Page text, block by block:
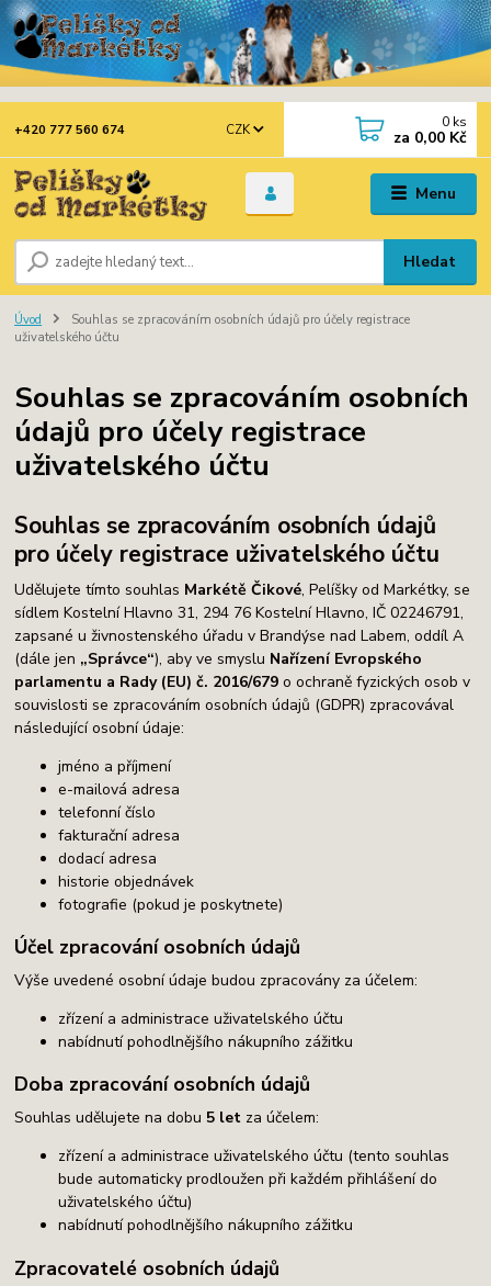
Menu
CZK
Hledat
+420 777 560 674 0 ks
za 0,00 Kč
Úvod
Souhlas se zpracováním osobních údajů pro účely registrace
uživatelského účtu
Souhlas se zpracováním osobních
údajů pro účely registrace
uživatelského účtu
Souhlas se zpracováním osobních údajů
pro účely registrace uživatelského účtu
Udělujete tímto souhlas Markétě Čikové, Pelíšky od Markétky, se
sídlem Kostelní Hlavno 31, 294 76 Kostelní Hlavno, IČ 02246791,
zapsané u živnostenského úřadu v Brandýse nad Labem, oddíl A
(dále jen „Správce“), aby ve smyslu Nařízení Evropského
parlamentu a Rady (EU) č. 2016/679 o ochraně fyzických osob v
souvislosti se zpracováním osobních údajů (GDPR) zpracovával
následující osobní údaje:
jméno a příjmení
e-mailová adresa
telefonní číslo
fakturační adresa
dodací adresa
historie objednávek
fotografie (pokud je poskytnete)
Účel zpracování osobních údajů
Výše uvedené osobní údaje budou zpracovány za účelem:
zřízení a administrace uživatelského účtu
nabídnutí pohodlnějšího nákupního zážitku
Doba zpracování osobních údajů
Souhlas udělujete na dobu 5 let za účelem:
zřízení a administrace uživatelského účtu (tento souhlas
bude automaticky prodloužen při každém přihlášení do
uživatelského účtu)
nabídnutí pohodlnějšího nákupního zážitku
Zpracovatelé osobních údajů